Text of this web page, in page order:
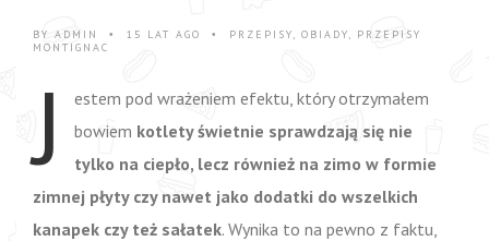
BY ADMIN • 15 LAT AGO • PRZEPISY, OBIADY, PRZEPISY
MONTIGNAC
J
estem pod wrażeniem efektu, który otrzymałem
bowiem kotlety świetnie sprawdzają się nie
tylko na ciepło, lecz również na zimo w formie
zimnej płyty czy nawet jako dodatki do wszelkich
kanapek czy też sałatek. Wynika to na pewno z faktu,